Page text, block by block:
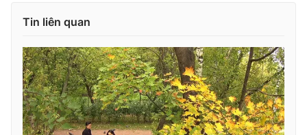
Tin liên quan